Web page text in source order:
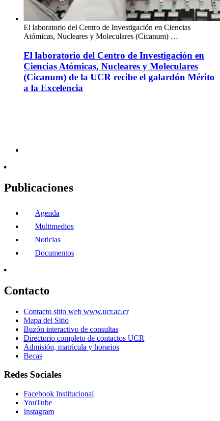
El laboratorio del Centro de Investigación en Ciencias
Atómicas, Nucleares y Moleculares (Cicanum) …
El laboratorio del Centro de Investigación en
Ciencias Atómicas, Nucleares y Moleculares
(Cicanum) de la UCR recibe el galardón Mérito
a la Excelencia
Publicaciones
Agenda
Multimedios
Noticias
Documentos
Contacto
Contacto sitio web www.ucr.ac.cr
Mapa del Sitio
Buzón interactivo de consultas
Directorio completo de contactos UCR
Admisión, matrícula y horarios
Becas
Redes Sociales
Facebook Institucional
YouTube
Instagram